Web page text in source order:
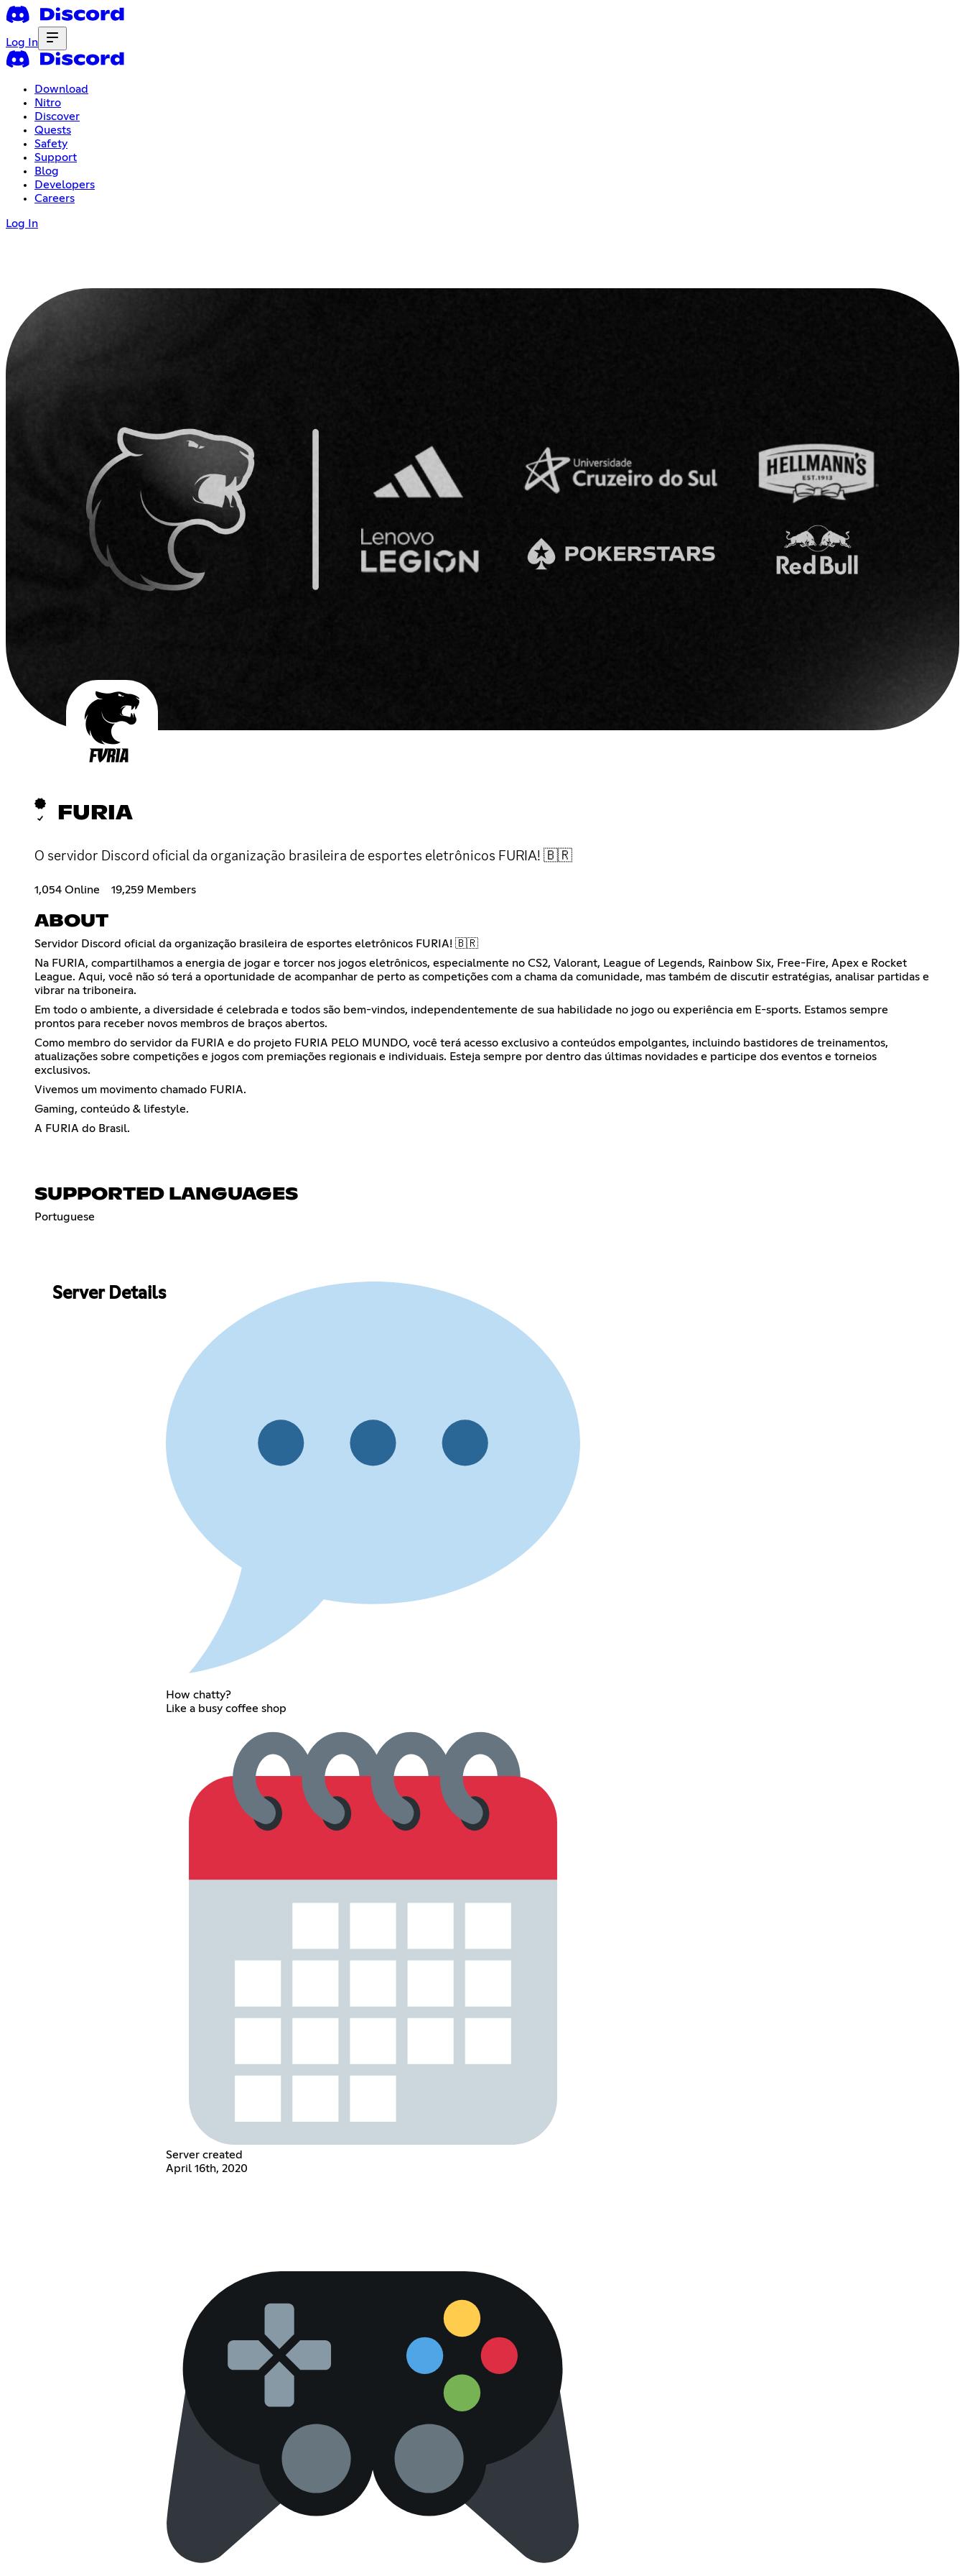
Log In
Download
Nitro
Discover
Quests
Safety
Support
Blog
Developers
Careers
Log In
FURIA
O servidor Discord oficial da organização brasileira de esportes eletrônicos FURIA! 🇧🇷
1,054 Online 19,259 Members
ABOUT
Servidor Discord oficial da organização brasileira de esportes eletrônicos FURIA! 🇧🇷
Na FURIA, compartilhamos a energia de jogar e torcer nos jogos eletrônicos, especialmente no CS2, Valorant, League of Legends, Rainbow Six, Free-Fire, Apex e Rocket
League. Aqui, você não só terá a oportunidade de acompanhar de perto as competições com a chama da comunidade, mas também de discutir estratégias, analisar partidas e
vibrar na triboneira.
Em todo o ambiente, a diversidade é celebrada e todos são bem-vindos, independentemente de sua habilidade no jogo ou experiência em E-sports. Estamos sempre
prontos para receber novos membros de braços abertos.
Como membro do servidor da FURIA e do projeto FURIA PELO MUNDO, você terá acesso exclusivo a conteúdos empolgantes, incluindo bastidores de treinamentos,
atualizações sobre competições e jogos com premiações regionais e individuais. Esteja sempre por dentro das últimas novidades e participe dos eventos e torneios
exclusivos.
Vivemos um movimento chamado FURIA.
Gaming, conteúdo & lifestyle.
A FURIA do Brasil.
SUPPORTED LANGUAGES
Portuguese
Server Details
How chatty?
Like a busy coffee shop
Server created
April 16th, 2020